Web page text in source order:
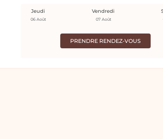
PRENDRE RENDEZ-VOUS
Jeudi
06 Août
Vendredi
07 Août